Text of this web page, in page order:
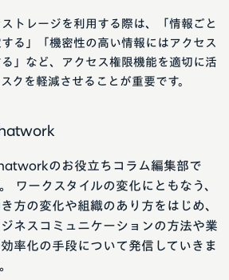
トレージを利用する際は、「情報ごと
る」「機密性の高い情報にはアクセス
」など、アクセス権限機能を適切に活
クを軽減させることが重要です。
のお役立ちコラム編集部で
ワークスタイルの変化にともなう、
方の変化や組織のあり方をはじめ、
ジネスコミュニケーションの方法や業
率化の手段について発信していきま